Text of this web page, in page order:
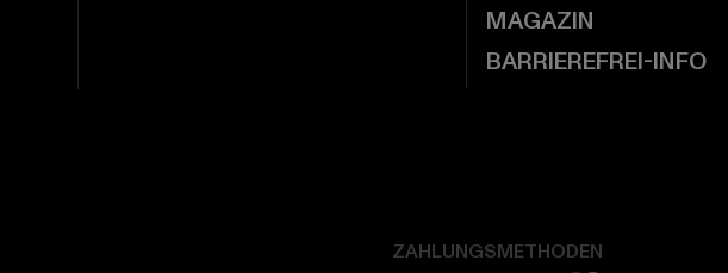
MAGAZIN
BARRIEREFREI-INFO
ZAHLUNGSMETHODEN